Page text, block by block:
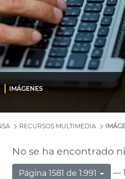
IMÁGENES
RECURSOS MULTIMEDIA
No se ha encontrado
Página 1581 de 1.991 —